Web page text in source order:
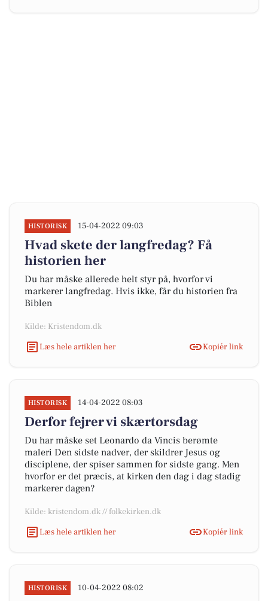
HISTORISK 15-04-2022 09:03
Hvad skete der langfredag? Få
historien her
Du har måske allerede helt styr på, hvorfor vi
markerer langfredag. Hvis ikke, får du historien fra
Biblen
Kilde: Kristendom.dk
Læs hele artiklen her
Kopiér link
HISTORISK 14-04-2022 08:03
Derfor fejrer vi skærtorsdag
Du har måske set Leonardo da Vincis berømte
maleri Den sidste nadver, der skildrer Jesus og
disciplene, der spiser sammen for sidste gang. Men
hvorfor er det præcis, at kirken den dag i dag stadig
markerer dagen?
Kilde: kristendom.dk // folkekirken.dk
Læs hele artiklen her
Kopiér link
HISTORISK 10-04-2022 08:02